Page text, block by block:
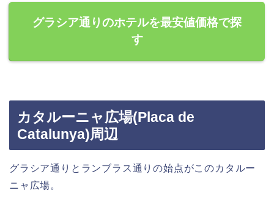
グラシア通りのホテルを最安値価格で探
す
カタルーニャ広場(Placa de
Catalunya)周辺
グラシア通りとランブラス通りの始点がこのカタルー
ニャ広場。